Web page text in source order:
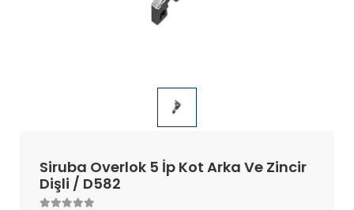
Siruba Overlok 5 İp Kot Arka Ve Zincir
Dişli / D582